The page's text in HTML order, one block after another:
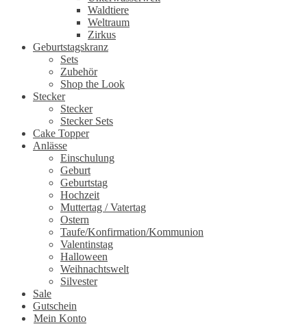
Waldtiere
Weltraum
Zirkus
Geburtstagskranz
Sets
Zubehör
Shop the Look
Stecker
Stecker
Stecker Sets
Cake Topper
Anlässe
Einschulung
Geburt
Geburtstag
Hochzeit
Muttertag / Vatertag
Ostern
Taufe/Konfirmation/Kommunion
Valentinstag
Halloween
Weihnachtswelt
Silvester
Sale
Gutschein
Mein Konto